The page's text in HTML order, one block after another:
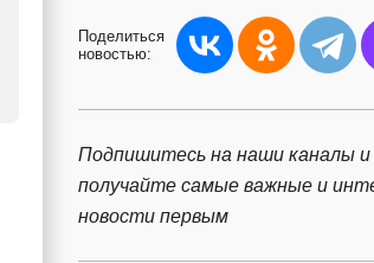
Поделиться
новостью:
Подпишитесь на наши каналы и
получайте самые важные и
новости первым